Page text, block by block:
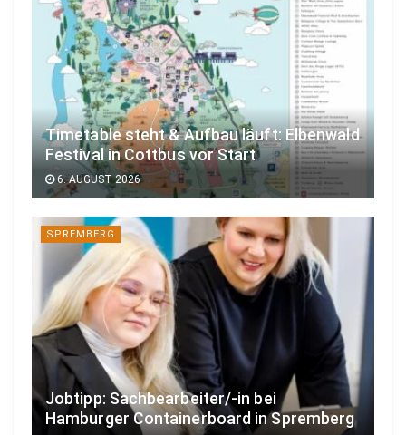
Timetable steht & Aufbau läuft: Elbenwald
Festival in Cottbus vor Start
6. AUGUST 2026
SPREMBERG
Jobtipp: Sachbearbeiter/-in bei
Hamburger Containerboard in Spremberg